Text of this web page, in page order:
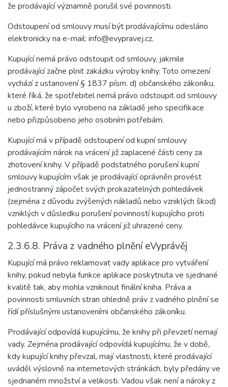
že prodávající významně porušil své povinnosti.
Odstoupení od smlouvy musí být prodávajícímu odesláno
elektronicky na e-mail: info@evypravej.cz.
Kupující nemá právo odstoupit od smlouvy, jakmile
prodávající začne plnit zakázku výroby knihy. Toto omezení
vychází z ustanovení § 1837 písm. d) občanského zákoníku,
které říká, že spotřebitel nemá právo odstoupit od smlouvy
u zboží, které bylo vyrobeno na základě jeho specifikace
nebo přizpůsobeno jeho osobním potřebám.
Kupující má v případě odstoupení od kupní smlouvy
prodávajícím nárok na vrácení již zaplacené části ceny za
zhotovení knihy. V případě podstatného porušení kupní
smlouvy kupujícím však je prodávající oprávněn provést
jednostranný zápočet svých prokazatelných pohledávek
(zejména z důvodu zvýšených nákladů nebo vzniklých škod)
vzniklých v důsledku porušení povinností kupujícího proti
pohledávce kupujícího na vrácení již uhrazené ceny.
2.3.6.8. Práva z vadného plnění eVyprávěj
Kupující má právo reklamovat vady aplikace pro vytváření
knihy, pokud nebyla funkce aplikace poskytnuta ve sjednané
kvalitě tak, aby mohla vzniknout finální kniha. Práva a
povinnosti smluvních stran ohledně práv z vadného plnění se
řídí příslušnými ustanoveními občanského zákoníku.
Prodávající odpovídá kupujícímu, že knihy při převzetí nemají
vady. Zejména prodávající odpovídá kupujícímu, že v době,
kdy kupující knihy převzal, mají vlastnosti, které prodávající
uváděl výslovně na internetových stránkách, byly předány ve
sjednaném množství a velikosti. Vadou však není a nároky z